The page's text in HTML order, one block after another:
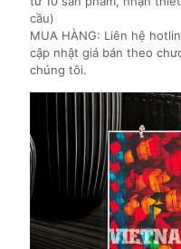
cầu)
MUA HÀNG: Liên hệ
cập nhật giá bán theo
chúng tôi.